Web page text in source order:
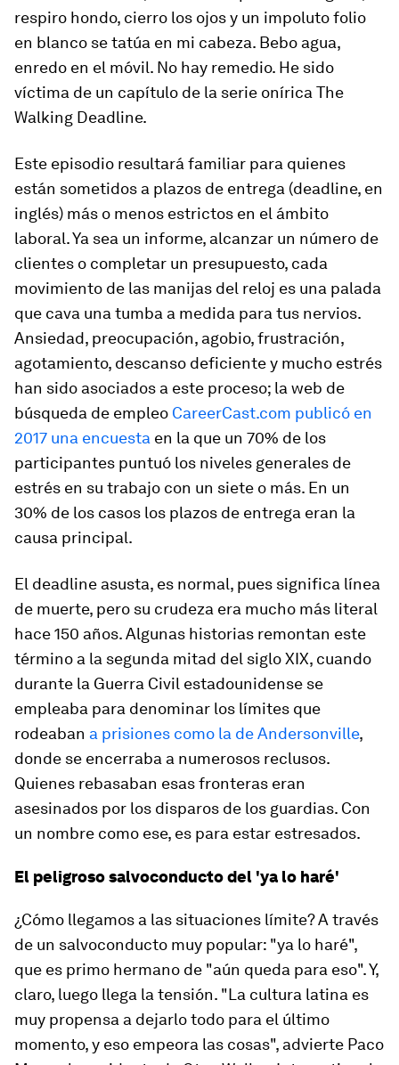
respiro hondo, cierro los ojos y un impoluto folio
en blanco se tatúa en mi cabeza. Bebo agua,
enredo en el móvil. No hay remedio. He sido
víctima de un capítulo de la serie onírica The
Walking Deadline.
Este episodio resultará familiar para quienes
están sometidos a plazos de entrega (deadline, en
inglés) más o menos estrictos en el ámbito
laboral. Ya sea un informe, alcanzar un número de
clientes o completar un presupuesto, cada
movimiento de las manijas del reloj es una palada
que cava una tumba a medida para tus nervios.
Ansiedad, preocupación, agobio, frustración,
agotamiento, descanso deficiente y mucho estrés
han sido asociados a este proceso; la web de
búsqueda de empleo CareerCast.com publicó en
2017 una encuesta en la que un 70% de los
participantes puntuó los niveles generales de
estrés en su trabajo con un siete o más. En un
30% de los casos los plazos de entrega eran la
causa principal.
El deadline asusta, es normal, pues significa línea
de muerte, pero su crudeza era mucho más literal
hace 150 años. Algunas historias remontan este
término a la segunda mitad del siglo XIX, cuando
durante la Guerra Civil estadounidense se
empleaba para denominar los límites que
rodeaban a prisiones como la de Andersonville,
donde se encerraba a numerosos reclusos.
Quienes rebasaban esas fronteras eran
asesinados por los disparos de los guardias. Con
un nombre como ese, es para estar estresados.
El peligroso salvoconducto del 'ya lo haré'
¿Cómo llegamos a las situaciones límite? A través
de un salvoconducto muy popular: "ya lo haré",
que es primo hermano de "aún queda para eso". Y,
claro, luego llega la tensión. "La cultura latina es
muy propensa a dejarlo todo para el último
momento, y eso empeora las cosas", advierte Paco